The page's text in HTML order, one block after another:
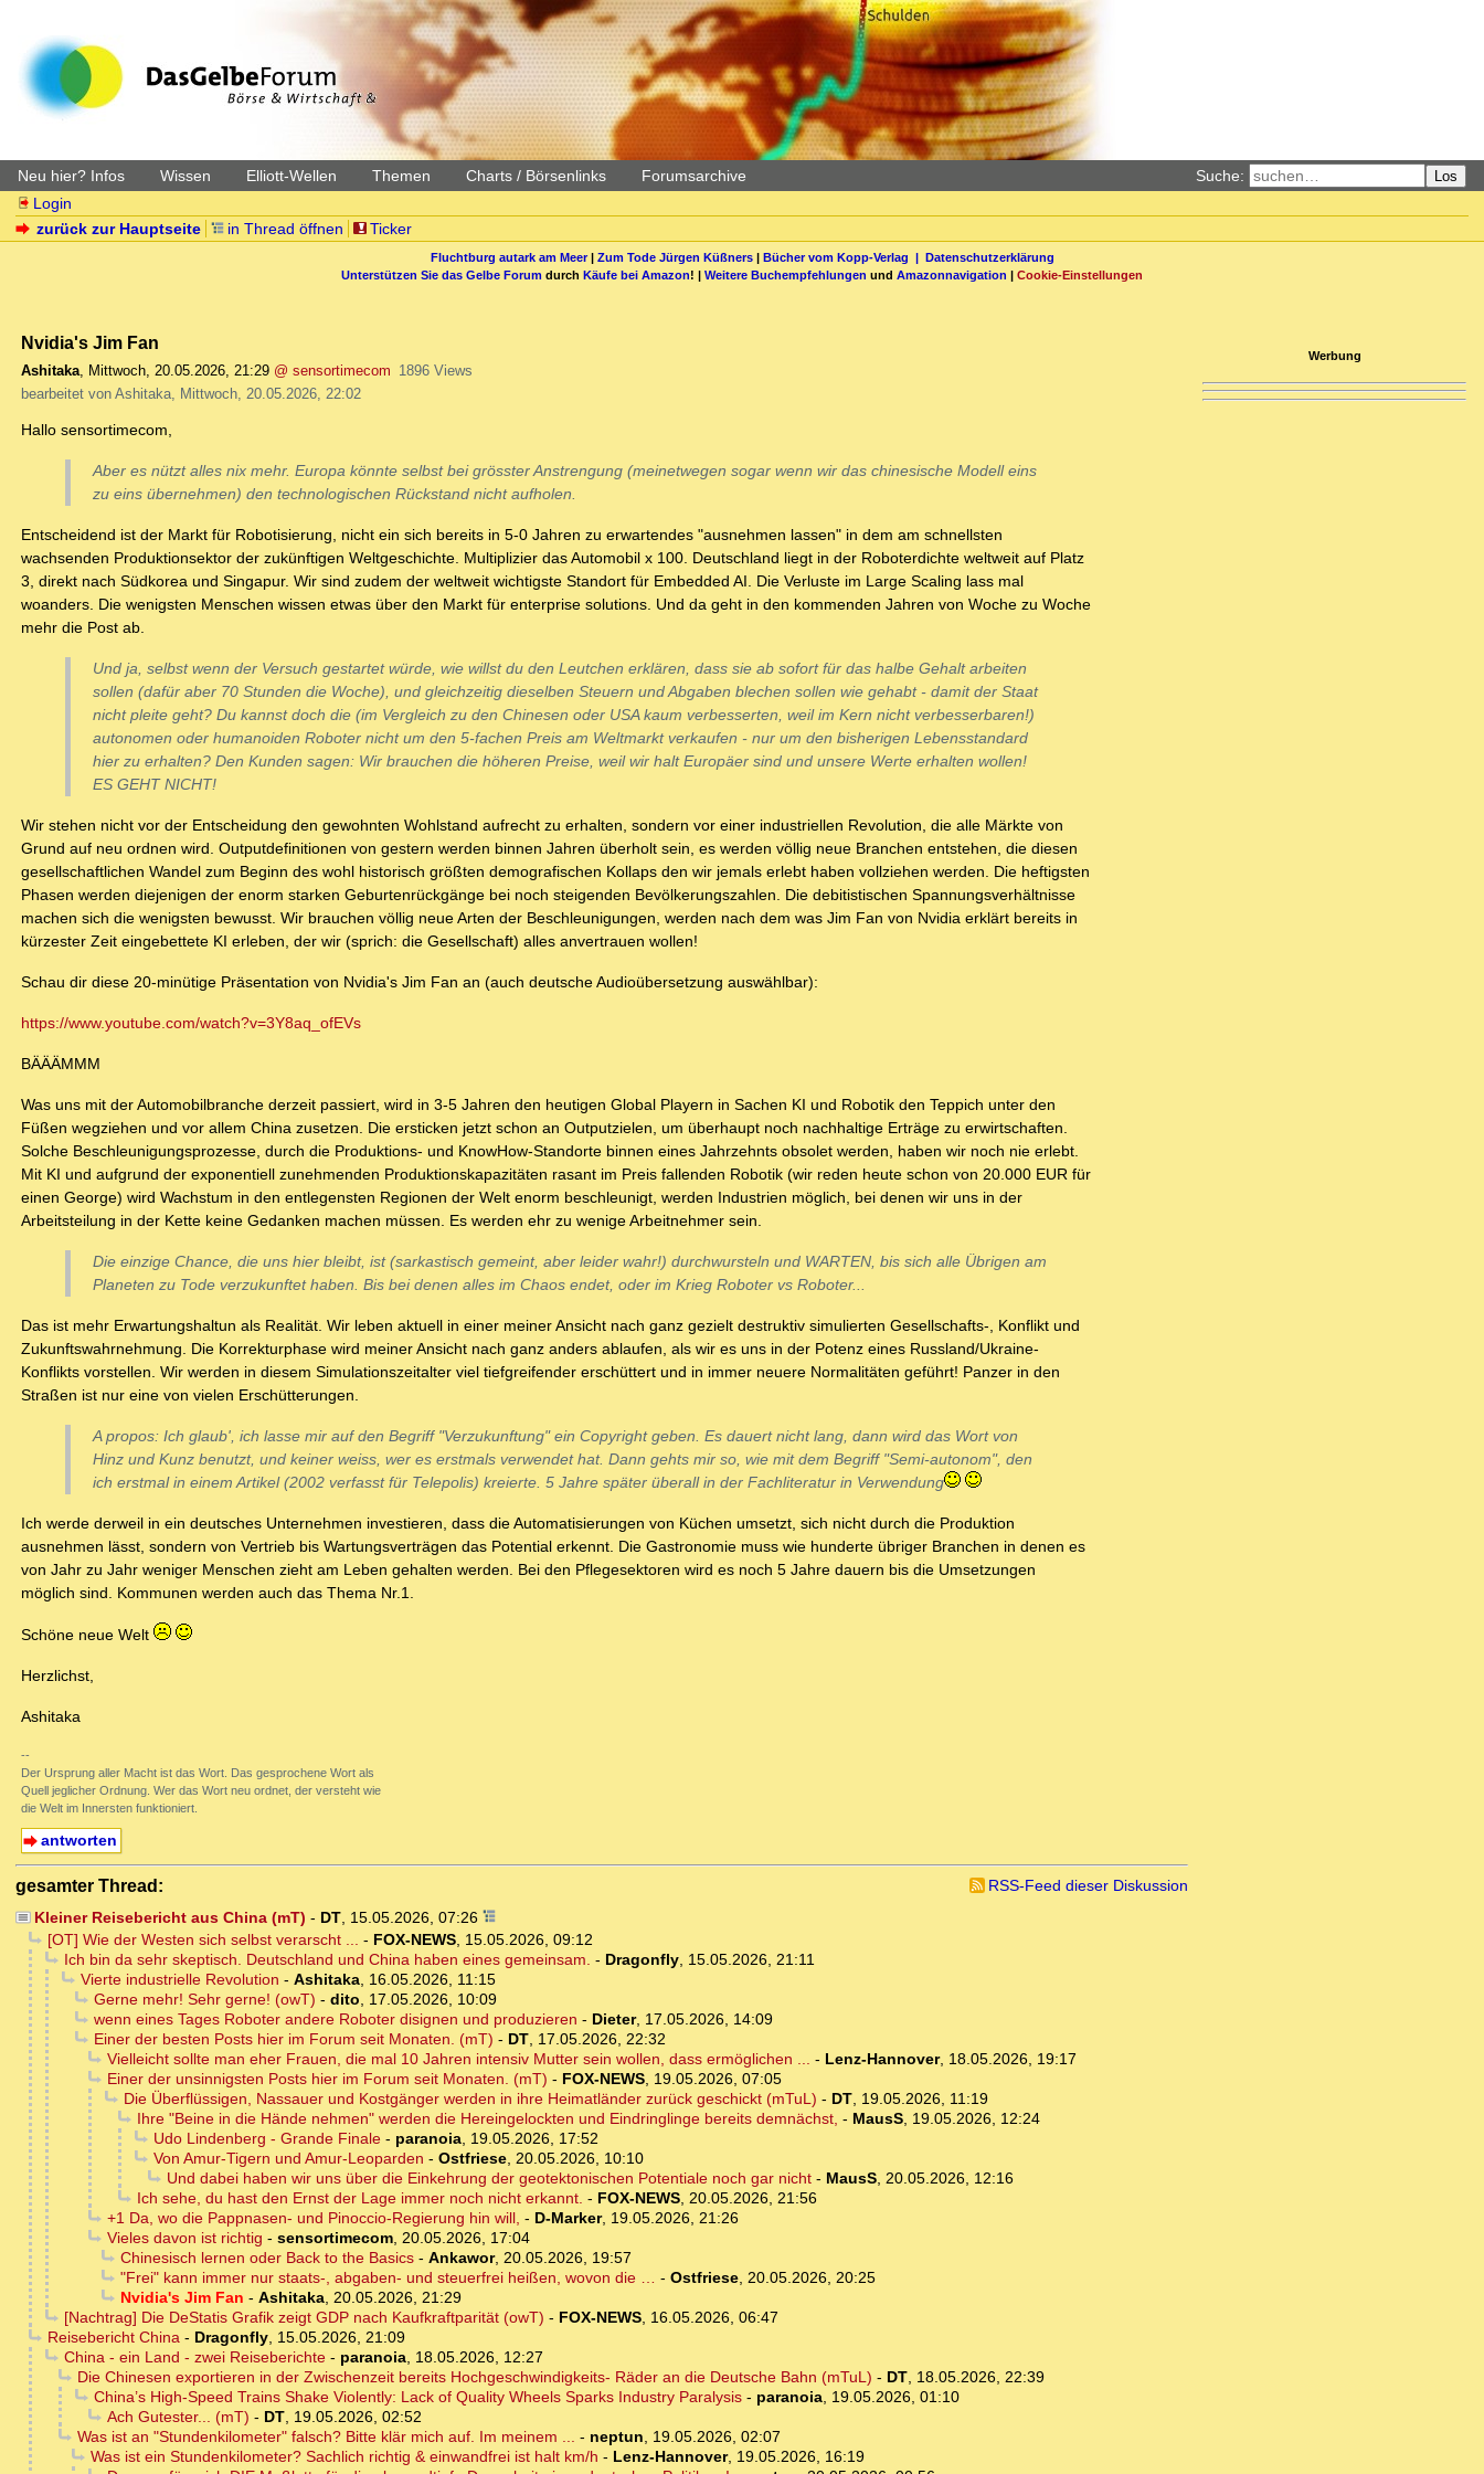
Neu hier? Infos Wissen Elliott-Wellen Themen Charts / Börsenlinks Forumsarchive Suche: Los
Login
zurück zur Hauptseite
in Thread öffnen Ticker
Fluchtburg autark am Meer| Zum Tode Jürgen Küßners| Bücher vom Kopp-Verlag | Datenschutzerklärung
Unterstützen Sie das Gelbe Forum durch Käufe bei Amazon! | Weitere Buchempfehlungen und Amazonnavigation | Cookie-Einstellungen
Nvidia's Jim Fan
Ashitaka, Mittwoch, 20.05.2026, 21:29 @ sensortimecom 1896 Views
bearbeitet von Ashitaka, Mittwoch, 20.05.2026, 22:02
Hallo sensortimecom,
Aber es nützt alles nix mehr. Europa könnte selbst bei grösster Anstrengung (meinetwegen sogar wenn wir das chinesische Modell eins
zu eins übernehmen) den technologischen Rückstand nicht aufholen.
Entscheidend ist der Markt für Robotisierung, nicht ein sich bereits in 5-0 Jahren zu erwartendes "ausnehmen lassen" in dem am schnellsten
wachsenden Produktionsektor der zukünftigen Weltgeschichte. Multiplizier das Automobil x 100. Deutschland liegt in der Roboterdichte weltweit auf Platz
3, direkt nach Südkorea und Singapur. Wir sind zudem der weltweit wichtigste Standort für Embedded AI. Die Verluste im Large Scaling lass mal
woanders. Die wenigsten Menschen wissen etwas über den Markt für enterprise solutions. Und da geht in den kommenden Jahren von Woche zu Woche
mehr die Post ab.
Und ja, selbst wenn der Versuch gestartet würde, wie willst du den Leutchen erklären, dass sie ab sofort für das halbe Gehalt arbeiten
sollen (dafür aber 70 Stunden die Woche), und gleichzeitig dieselben Steuern und Abgaben blechen sollen wie gehabt - damit der Staat
nicht pleite geht? Du kannst doch die (im Vergleich zu den Chinesen oder USA kaum verbesserten, weil im Kern nicht verbesserbaren!)
autonomen oder humanoiden Roboter nicht um den 5-fachen Preis am Weltmarkt verkaufen - nur um den bisherigen Lebensstandard
hier zu erhalten? Den Kunden sagen: Wir brauchen die höheren Preise, weil wir halt Europäer sind und unsere Werte erhalten wollen!
ES GEHT NICHT!
Wir stehen nicht vor der Entscheidung den gewohnten Wohlstand aufrecht zu erhalten, sondern vor einer industriellen Revolution, die alle Märkte von
Grund auf neu ordnen wird. Outputdefinitionen von gestern werden binnen Jahren überholt sein, es werden völlig neue Branchen entstehen, die diesen
gesellschaftlichen Wandel zum Beginn des wohl historisch größten demografischen Kollaps den wir jemals erlebt haben vollziehen werden. Die heftigsten
Phasen werden diejenigen der enorm starken Geburtenrückgänge bei noch steigenden Bevölkerungszahlen. Die debitistischen Spannungsverhältnisse
machen sich die wenigsten bewusst. Wir brauchen völlig neue Arten der Beschleunigungen, werden nach dem was Jim Fan von Nvidia erklärt bereits in
kürzester Zeit eingebettete KI erleben, der wir (sprich: die Gesellschaft) alles anvertrauen wollen!
Schau dir diese 20-minütige Präsentation von Nvidia's Jim Fan an (auch deutsche Audioübersetzung auswählbar):
https://www.youtube.com/watch?v=3Y8aq_ofEVs
BÄÄÄMMM
Was uns mit der Automobilbranche derzeit passiert, wird in 3-5 Jahren den heutigen Global Playern in Sachen KI und Robotik den Teppich unter den
Füßen wegziehen und vor allem China zusetzen. Die ersticken jetzt schon an Outputzielen, um überhaupt noch nachhaltige Erträge zu erwirtschaften.
Solche Beschleunigungsprozesse, durch die Produktions- und KnowHow-Standorte binnen eines Jahrzehnts obsolet werden, haben wir noch nie erlebt.
Mit KI und aufgrund der exponentiell zunehmenden Produktionskapazitäten rasant im Preis fallenden Robotik (wir reden heute schon von 20.000 EUR für
einen George) wird Wachstum in den entlegensten Regionen der Welt enorm beschleunigt, werden Industrien möglich, bei denen wir uns in der
Arbeitsteilung in der Kette keine Gedanken machen müssen. Es werden ehr zu wenige Arbeitnehmer sein.
Die einzige Chance, die uns hier bleibt, ist (sarkastisch gemeint, aber leider wahr!) durchwursteln und WARTEN, bis sich alle Übrigen am
Planeten zu Tode verzukunftet haben. Bis bei denen alles im Chaos endet, oder im Krieg Roboter vs Roboter...
Das ist mehr Erwartungshaltun als Realität. Wir leben aktuell in einer meiner Ansicht nach ganz gezielt destruktiv simulierten Gesellschafts-, Konflikt und
Zukunftswahrnehmung. Die Korrekturphase wird meiner Ansicht nach ganz anders ablaufen, als wir es uns in der Potenz eines Russland/Ukraine-
Konflikts vorstellen. Wir werden in diesem Simulationszeitalter viel tiefgreifender erschüttert und in immer neuere Normalitäten geführt! Panzer in den
Straßen ist nur eine von vielen Erschütterungen.
A propos: Ich glaub', ich lasse mir auf den Begriff "Verzukunftung" ein Copyright geben. Es dauert nicht lang, dann wird das Wort von
Hinz und Kunz benutzt, und keiner weiss, wer es erstmals verwendet hat. Dann gehts mir so, wie mit dem Begriff "Semi-autonom", den
ich erstmal in einem Artikel (2002 verfasst für Telepolis) kreierte. 5 Jahre später überall in der Fachliteratur in Verwendung
Ich werde derweil in ein deutsches Unternehmen investieren, dass die Automatisierungen von Küchen umsetzt, sich nicht durch die Produktion
ausnehmen lässt, sondern von Vertrieb bis Wartungsverträgen das Potential erkennt. Die Gastronomie muss wie hunderte übriger Branchen in denen es
von Jahr zu Jahr weniger Menschen zieht am Leben gehalten werden. Bei den Pflegesektoren wird es noch 5 Jahre dauern bis die Umsetzungen
möglich sind. Kommunen werden auch das Thema Nr.1.
Schöne neue Welt
Herzlichst,
Ashitaka
--
Der Ursprung aller Macht ist das Wort. Das gesprochene Wort als
Quell jeglicher Ordnung. Wer das Wort neu ordnet, der versteht wie
die Welt im Innersten funktioniert.
antworten
gesamter Thread:
RSS-Feed dieser Diskussion
Kleiner Reisebericht aus China (mT) - DT, 15.05.2026, 07:26
[OT] Wie der Westen sich selbst verarscht ... - FOX-NEWS, 15.05.2026, 09:12
Ich bin da sehr skeptisch. Deutschland und China haben eines gemeinsam. - Dragonfly, 15.05.2026, 21:11
Vierte industrielle Revolution - Ashitaka, 16.05.2026, 11:15
Gerne mehr! Sehr gerne! (owT) - dito, 17.05.2026, 10:09
wenn eines Tages Roboter andere Roboter disignen und produzieren - Dieter, 17.05.2026, 14:09
Einer der besten Posts hier im Forum seit Monaten. (mT) - DT, 17.05.2026, 22:32
Vielleicht sollte man eher Frauen, die mal 10 Jahren intensiv Mutter sein wollen, dass ermöglichen ... - Lenz-Hannover, 18.05.2026, 19:17
Einer der unsinnigsten Posts hier im Forum seit Monaten. (mT) - FOX-NEWS, 19.05.2026, 07:05
Die Überflüssigen, Nassauer und Kostgänger werden in ihre Heimatländer zurück geschickt (mTuL) - DT, 19.05.2026, 11:19
Ihre "Beine in die Hände nehmen" werden die Hereingelockten und Eindringlinge bereits demnächst, - MausS, 19.05.2026, 12:24
Udo Lindenberg - Grande Finale- paranoia, 19.05.2026, 17:52
Von Amur-Tigern und Amur-Leoparden - Ostfriese, 20.05.2026, 10:10
Und dabei haben wir uns über die Einkehrung der geotektonischen Potentiale noch gar nicht- MausS, 20.05.2026, 12:16
Ich sehe, du hast den Ernst der Lage immer noch nicht erkannt. - FOX-NEWS, 20.05.2026, 21:56
+1 Da, wo die Pappnasen- und Pinoccio-Regierung hin will, - D-Marker, 19.05.2026, 21:26
Vieles davon ist richtig - sensortimecom, 20.05.2026, 17:04
Chinesisch lernen oder Back to the Basics- Ankawor, 20.05.2026, 19:57
"Frei" kann immer nur staats-, abgaben- und steuerfrei heißen, wovon die … - Ostfriese, 20.05.2026, 20:25
Nvidia's Jim Fan - Ashitaka, 20.05.2026, 21:29
[Nachtrag] Die DeStatis Grafik zeigt GDP nach Kaufkraftparität (owT) - FOX-NEWS, 16.05.2026, 06:47
Reisebericht China- Dragonfly, 15.05.2026, 21:09
China - ein Land - zwei Reiseberichte- paranoia, 18.05.2026, 12:27
Die Chinesen exportieren in der Zwischenzeit bereits Hochgeschwindigkeits- Räder an die Deutsche Bahn (mTuL) - DT, 18.05.2026, 22:39
China’s High-Speed Trains Shake Violently: Lack of Quality Wheels Sparks Industry Paralysis- paranoia, 19.05.2026, 01:10
Ach Gutester... (mT) - DT, 19.05.2026, 02:52
Was ist an "Stundenkilometer" falsch? Bitte klär mich auf. Im meinem ... - neptun, 19.05.2026, 02:07
Was ist ein Stundenkilometer? Sachlich richtig & einwandfrei ist halt km/h - Lenz-Hannover, 19.05.2026, 16:19
Werbung